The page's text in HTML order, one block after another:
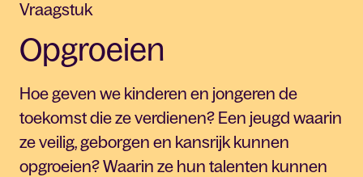
Vraagstuk
Opgroeien
Hoe geven we kinderen en jongeren de
toekomst die ze verdienen? Een jeugd waarin
ze veilig, geborgen en kansrijk kunnen
opgroeien? Waarin ze hun talenten kunnen